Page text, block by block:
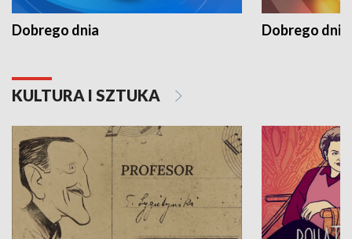
Dobrego dnia Dobrego dnia
KULTURA I SZTUKA